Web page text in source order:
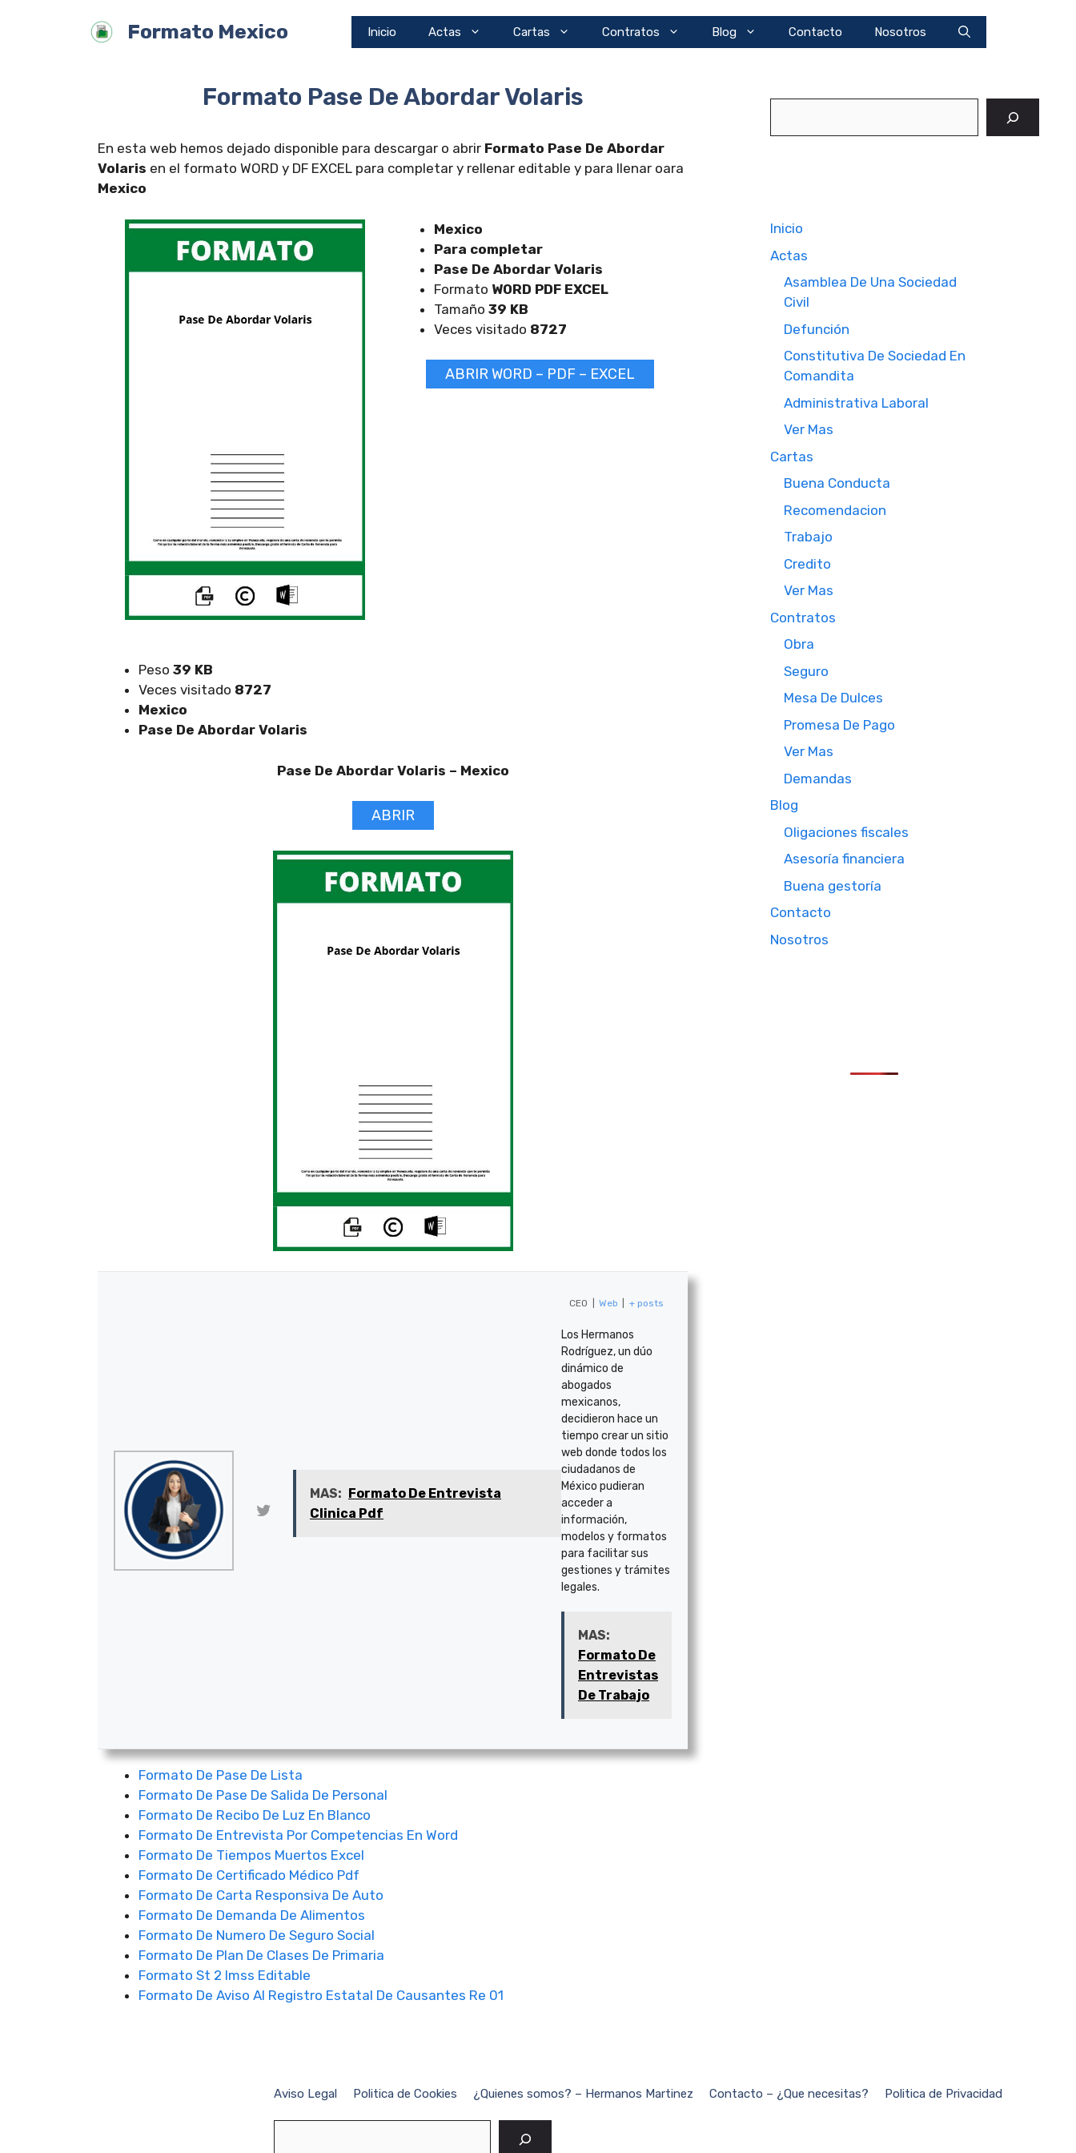
Formato Mexico Inicio Actas Cartas Contratos Blog Contacto Nosotros
Formato Pase De Abordar Volaris
En esta web hemos dejado disponible para descargar o abrir Formato Pase De Abordar
Volaris en el formato WORD y DF EXCEL para completar y rellenar editable y para llenar oara
Mexico
Mexico
Para completar
Pase De Abordar Volaris
Formato WORD PDF EXCEL
Tamaño 39 KB
Veces visitado 8727
ABRIR WORD – PDF – EXCEL
Peso 39 KB
Veces visitado 8727
Mexico
Pase De Abordar Volaris
Pase De Abordar Volaris – Mexico
ABRIR
MAS: Formato De Entrevista
Clinica Pdf
CEO Web + posts
Los Hermanos
Rodríguez, un dúo
dinámico de
abogados
mexicanos,
decidieron hace un
tiempo crear un sitio
web donde todos los
ciudadanos de
México pudieran
acceder a
información,
modelos y formatos
para facilitar sus
gestiones y trámites
legales.
MAS:
Formato De
Entrevistas
De Trabajo
Formato De Pase De Lista
Formato De Pase De Salida De Personal
Formato De Recibo De Luz En Blanco
Formato De Entrevista Por Competencias En Word
Formato De Tiempos Muertos Excel
Formato De Certificado Médico Pdf
Formato De Carta Responsiva De Auto
Formato De Demanda De Alimentos
Formato De Numero De Seguro Social
Formato De Plan De Clases De Primaria
Formato St 2 Imss Editable
Formato De Aviso Al Registro Estatal De Causantes Re 01
Inicio
Actas
Asamblea De Una Sociedad
Civil
Defunción
Constitutiva De Sociedad En
Comandita
Administrativa Laboral
Ver Mas
Cartas
Buena Conducta
Recomendacion
Trabajo
Credito
Ver Mas
Contratos
Obra
Seguro
Mesa De Dulces
Promesa De Pago
Ver Mas
Demandas
Blog
Oligaciones fiscales
Asesoría financiera
Buena gestoría
Contacto
Nosotros
Aviso Legal Politica de Cookies ¿Quienes somos? – Hermanos Martinez Contacto – ¿Que necesitas? Politica de Privacidad